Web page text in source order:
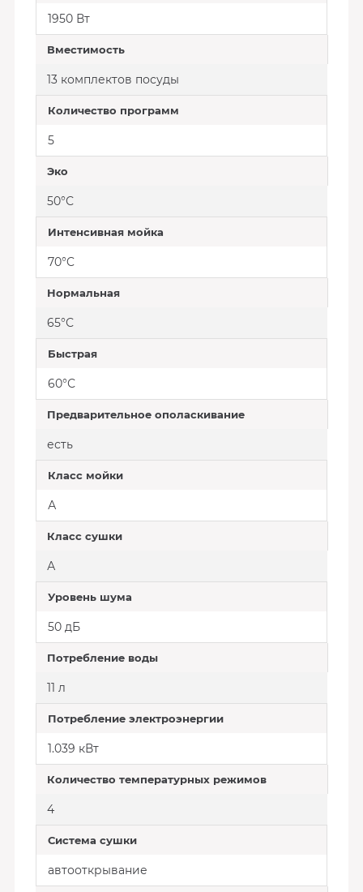
1950 Вт
Вместимость
13 комплектов посуды
Количество программ
5
Эко
50°С
Интенсивная мойка
70°C
Нормальная
65°С
Быстрая
60°С
Предварительное ополаскивание
есть
Класс мойки
А
Класс сушки
А
Уровень шума
50 дБ
Потребление воды
11 л
Потребление электроэнергии
1.039 кВт
Количество температурных режимов
4
Система сушки
автооткрывание